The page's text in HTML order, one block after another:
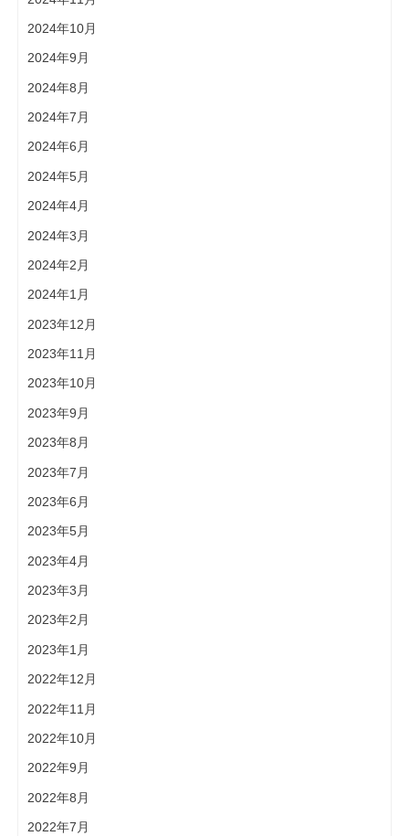
2024年10月
2024年9月
2024年8月
2024年7月
2024年6月
2024年5月
2024年4月
2024年3月
2024年2月
2024年1月
2023年12月
2023年11月
2023年10月
2023年9月
2023年8月
2023年7月
2023年6月
2023年5月
2023年4月
2023年3月
2023年2月
2023年1月
2022年12月
2022年11月
2022年10月
2022年9月
2022年8月
2022年7月